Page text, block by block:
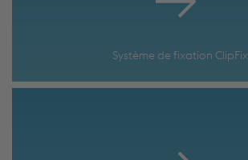
Système de fixation ClipFix